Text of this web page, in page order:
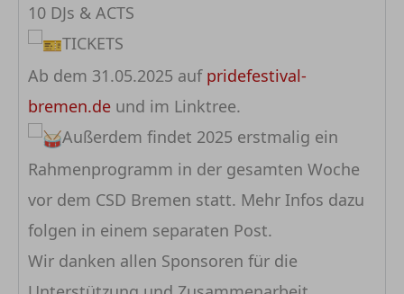
10 DJs & ACTS
TICKETS
Ab dem 31.05.2025 auf pridefestival-
bremen.de und im Linktree.
Außerdem findet 2025 erstmalig ein
Rahmenprogramm in der gesamten Woche
vor dem CSD Bremen statt. Mehr Infos dazu
folgen in einem separaten Post.
Wir danken allen Sponsoren für die